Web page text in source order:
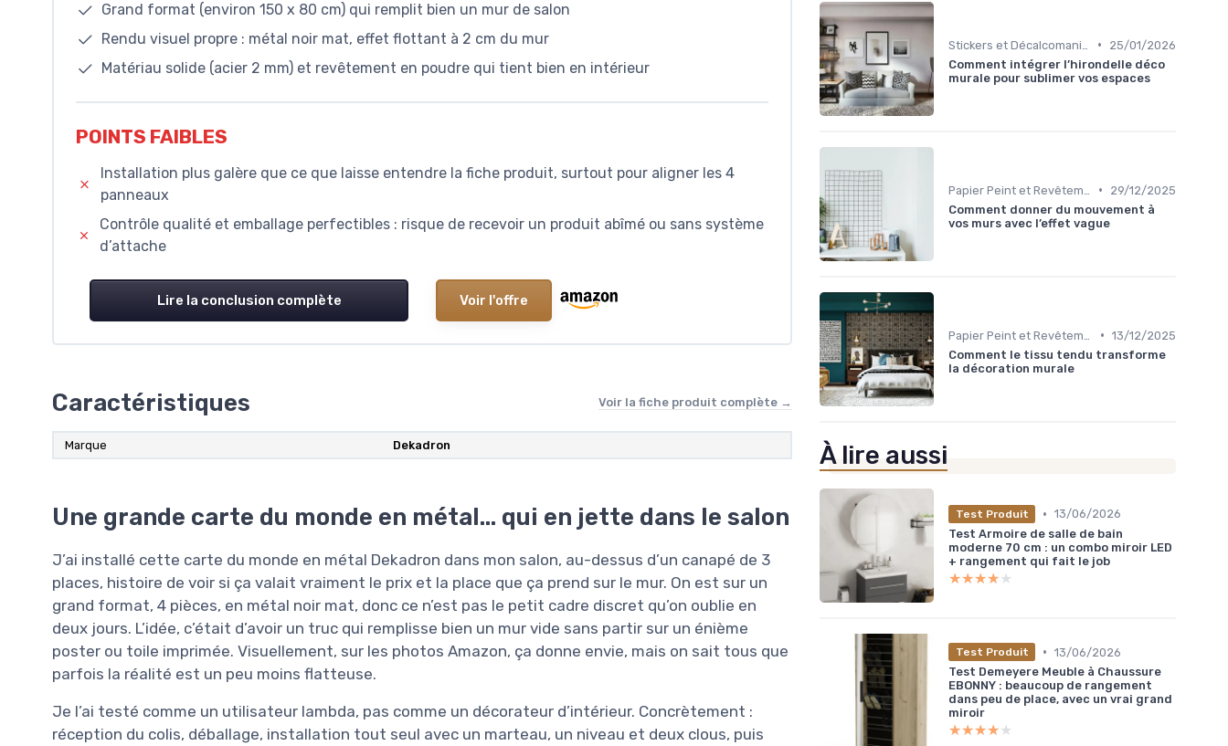
Grand format (environ 150 x 80 cm) qui remplit bien un mur de salon
Rendu visuel propre : métal noir mat, effet flottant à 2 cm du mur
Matériau solide (acier 2 mm) et revêtement en poudre qui tient bien en intérieur
POINTS FAIBLES
Installation plus galère que ce que laisse entendre la fiche produit, surtout pour aligner les 4
panneaux
Contrôle qualité et emballage perfectibles : risque de recevoir un produit abîmé ou sans système
d’attache
Lire la conclusion complète Voir l'offre
Caractéristiques Voir la fiche produit complète →
Marque Dekadron
Une grande carte du monde en métal… qui en jette dans le salon
J’ai installé cette carte du monde en métal Dekadron dans mon salon, au-dessus d’un canapé de 3
places, histoire de voir si ça valait vraiment le prix et la place que ça prend sur le mur. On est sur un
grand format, 4 pièces, en métal noir mat, donc ce n’est pas le petit cadre discret qu’on oublie en
deux jours. L’idée, c’était d’avoir un truc qui remplisse bien un mur vide sans partir sur un énième
poster ou toile imprimée. Visuellement, sur les photos Amazon, ça donne envie, mais on sait tous que
parfois la réalité est un peu moins flatteuse.
Je l’ai testé comme un utilisateur lambda, pas comme un décorateur d’intérieur. Concrètement :
réception du colis, déballage, installation tout seul avec un marteau, un niveau et deux clous, puis
•
25/01/2026
Comment intégrer l’hirondelle déco
murale pour sublimer vos espaces
•
29/12/2025
Comment donner du mouvement à
vos murs avec l’effet vague
• 13/12/2025
Comment le tissu tendu transforme
la décoration murale
À lire aussi
Test Produit • 13/06/2026
Test Armoire de salle de bain
moderne 70 cm : un combo miroir LED
+ rangement qui fait le job
★★★★★
★★★★★
Test Produit • 13/06/2026
Test Demeyere Meuble à Chaussure
EBONNY : beaucoup de rangement
dans peu de place, avec un vrai grand
miroir
★★★★★
★★★★★